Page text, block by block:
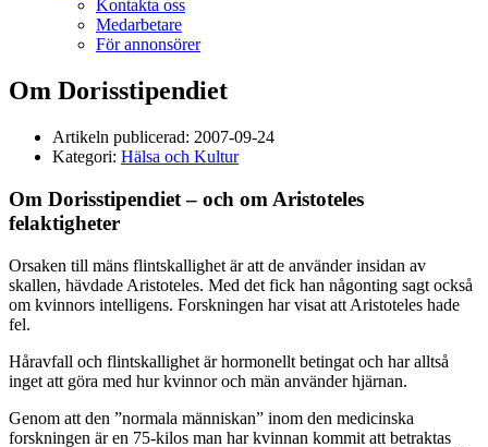
Kontakta oss
Medarbetare
För annonsörer
Om Dorisstipendiet
Artikeln publicerad: 2007-09-24
Kategori: Hälsa och Kultur
Om Dorisstipendiet – och om Aristoteles
felaktigheter
Orsaken till mäns flintskallighet är att de använder insidan av
skallen, hävdade Aristoteles. Med det fick han någonting sagt också
om kvinnors intelligens. Forskningen har visat att Aristoteles hade
fel.
Håravfall och flintskallighet är hormonellt betingat och har alltså
inget att göra med hur kvinnor och män använder hjärnan.
Genom att den ”normala människan” inom den medicinska
forskningen är en 75-kilos man har kvinnan kommit att betraktas